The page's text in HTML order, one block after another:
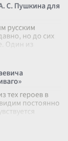
С. Пушкина для
русским
но до сих
Один из
тех героев в
постоянно